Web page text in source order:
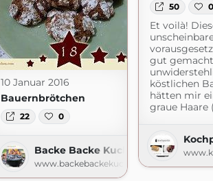
50 0
Et voilà!
gut
köstlichen
hätten mir
graue Haare
10 Januar 2016
Bauernbrötchen
22 0
Backe Backe Kuchen
www.backebackekuchen.com